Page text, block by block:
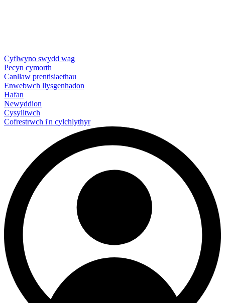
Cyflwyno swydd wag
Pecyn cymorth
Canllaw prentisiaethau
Enwebwch llysgenhadon
Hafan
Newyddion
Cysylltwch
Cofrestrwch i'n cylchlythyr